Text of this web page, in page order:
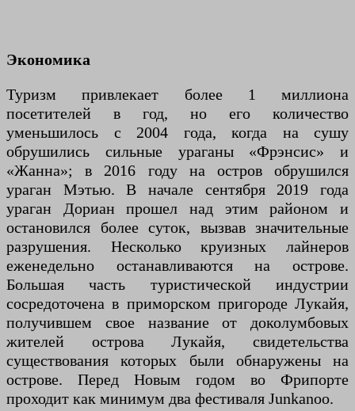
Экономика
Туризм привлекает более 1 миллиона
посетителей в год, но его количество
уменьшилось с 2004 года, когда на сушу
обрушились сильные ураганы «Фрэнсис» и
«Жанна»; в 2016 году на остров обрушился
ураган Мэтью. В начале сентября 2019 года
ураган Дориан прошел над этим районом и
остановился более суток, вызвав значительные
разрушения. Несколько круизных лайнеров
еженедельно останавливаются на острове.
Большая часть туристической индустрии
сосредоточена в приморском пригороде Лукайя,
получившем свое название от доколумбовых
жителей острова Лукайя, свидетельства
существования которых были обнаружены на
острове. Перед Новым годом во Фрипорте
проходит как минимум два фестиваля Junkanoo.